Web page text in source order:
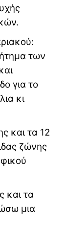
των
για το
κι
και τα 12
ζώνης
και τα
μια